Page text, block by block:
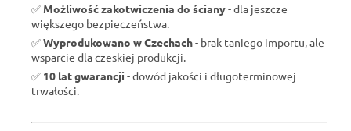
✅ Możliwość zakotwiczenia do ściany- dla jeszcze
większego bezpieczeństwa.
✅Wyprodukowano w Czechach- brak taniego importu, ale
wsparcie dla czeskiej produkcji.
✅ 10 lat gwarancji - dowód jakości i długoterminowej
trwałości.